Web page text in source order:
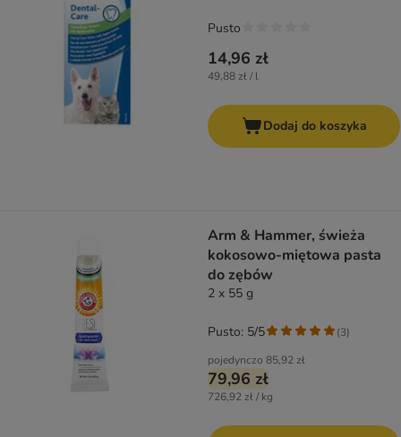
14,96 zł
49,88 zł / l
Pusto
Dodaj do koszyka
Arm & Hammer, świeża
kokosowo-miętowa pasta
do zębów
2 x 55 g
pojedynczo 85,92 zł
79,96 zł
726,92 zł / kg
Pusto: 5/5 (3)